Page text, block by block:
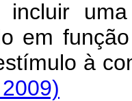
incluir
em